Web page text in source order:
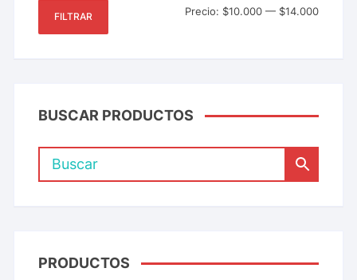
FILTRAR Precio: $10.000— $14.000
BUSCAR PRODUCTOS
PRODUCTOS